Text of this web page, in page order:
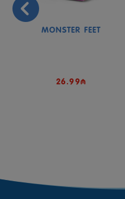
MONSTER FEET
26.99₼